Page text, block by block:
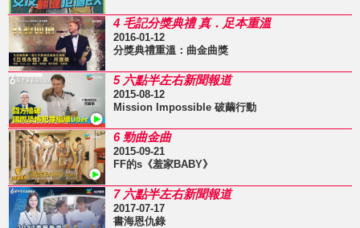
4 毛記分獎典禮 真．足本重溫
2016-01-12
分獎典禮重溫：曲金曲獎
5 六點半左右新聞報道
2015-08-12
Mission Impossible 破繭行動
6 勁曲金曲
2015-09-21
FF的s《羞家BABY》
7 六點半左右新聞報道
2017-07-17
書海恩仇錄